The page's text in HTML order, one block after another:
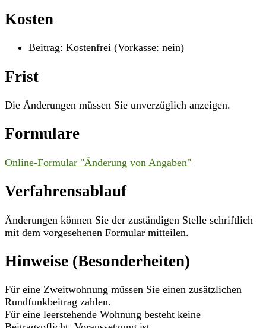
Kosten
Beitrag: Kostenfrei (Vorkasse: nein)
Frist
Die Änderungen müssen Sie unverzüglich anzeigen.
Formulare
Online-Formular "Änderung von Angaben"
Verfahrensablauf
Änderungen können Sie der zuständigen Stelle schriftlich
mit dem vorgesehenen Formular mitteilen.
Hinweise (Besonderheiten)
Für eine Zweitwohnung müssen Sie einen zusätzlichen
Rundfunkbeitrag zahlen.
Für eine leerstehende Wohnung besteht keine